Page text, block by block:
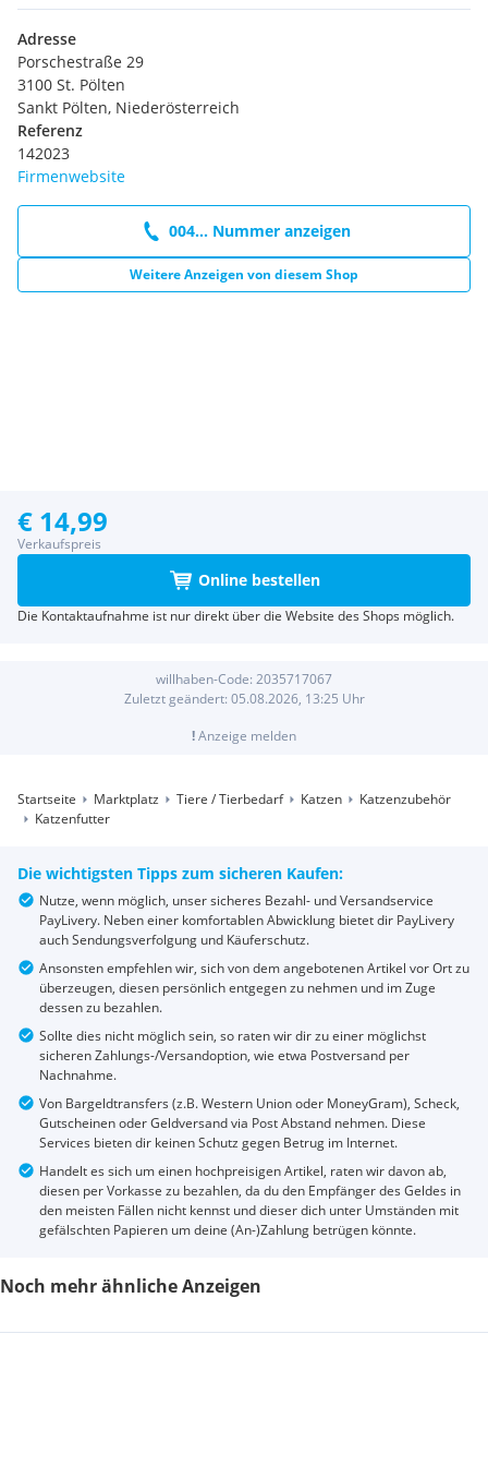
Adresse
Porschestraße 29
3100 St. Pölten
Sankt Pölten, Niederösterreich
Referenz
142023
Firmenwebsite
004... Nummer anzeigen
Weitere Anzeigen von diesem Shop
€ 14,99
Verkaufspreis
Online bestellen
Die Kontaktaufnahme ist nur direkt über die Website des Shops möglich.
willhaben-Code: 2035717067
Zuletzt geändert: 05.08.2026, 13:25 Uhr
!Anzeige melden
Startseite Marktplatz Tiere / Tierbedarf Katzen
Katzenzubehör
Katzenfutter
Die wichtigsten Tipps zum sicheren Kaufen:
Nutze, wenn möglich, unser sicheres Bezahl- und Versandservice
PayLivery. Neben einer komfortablen Abwicklung bietet dir PayLivery
auch Sendungsverfolgung und Käuferschutz.
Ansonsten empfehlen wir, sich von dem angebotenen Artikel vor Ort zu
überzeugen, diesen persönlich entgegen zu nehmen und im Zuge
dessen zu bezahlen.
Sollte dies nicht möglich sein, so raten wir dir zu einer möglichst
sicheren Zahlungs-/Versandoption, wie etwa Postversand per
Nachnahme.
Von Bargeldtransfers (z.B. Western Union oder MoneyGram), Scheck,
Gutscheinen oder Geldversand via Post Abstand nehmen. Diese
Services bieten dir keinen Schutz gegen Betrug im Internet.
Handelt es sich um einen hochpreisigen Artikel, raten wir davon ab,
diesen per Vorkasse zu bezahlen, da du den Empfänger des Geldes in
den meisten Fällen nicht kennst und dieser dich unter Umständen mit
gefälschten Papieren um deine (An-)Zahlung betrügen könnte.
Noch mehr ähnliche Anzeigen